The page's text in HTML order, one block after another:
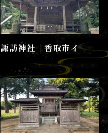
諏訪神社│香取市イ